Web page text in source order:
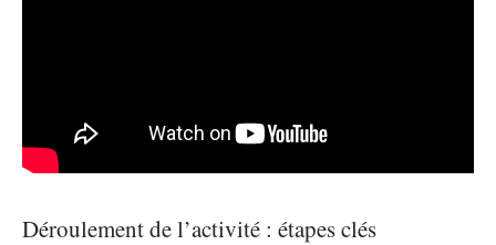
Déroulement de l’activité : étapes clés